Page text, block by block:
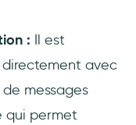
: Il est
avec
messages
qui permet